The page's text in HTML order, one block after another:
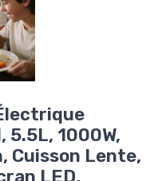
1000W,
Cuisson Lente,